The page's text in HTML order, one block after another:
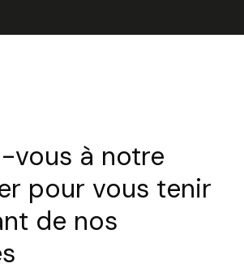
vous à notre
pour vous tenir
de nos